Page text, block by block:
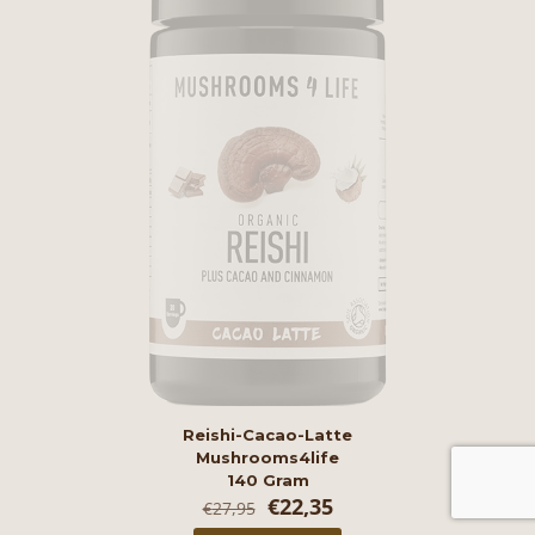
Reishi-Cacao-Latte
Mushrooms4life
140 Gram
€27,95 Oorspronkelijke
prijs
€22,35Huidige
prijs